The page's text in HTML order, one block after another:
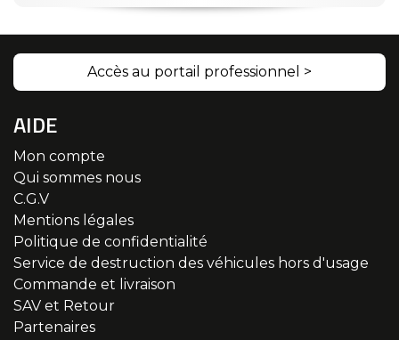
Accès au portail professionnel >
AIDE
Mon compte
Qui sommes nous
C.G.V
Mentions légales
Politique de confidentialité
Service de destruction des véhicules hors d'usage
Commande et livraison
SAV et Retour
Partenaires